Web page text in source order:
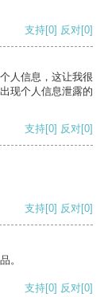
支持[0] 反对[0]
人信息，这让我很
现个人信息泄露的
支持[0] 反对[0]
支持[0] 反对[0]
。
支持[0] 反对[0]